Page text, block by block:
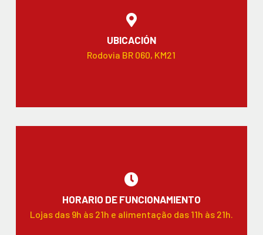
UBICACIÓN
Rodovia BR 060, KM21
HORARIO DE FUNCIONAMIENTO
Lojas das 9h às 21h e alimentação das 11h às 21h.